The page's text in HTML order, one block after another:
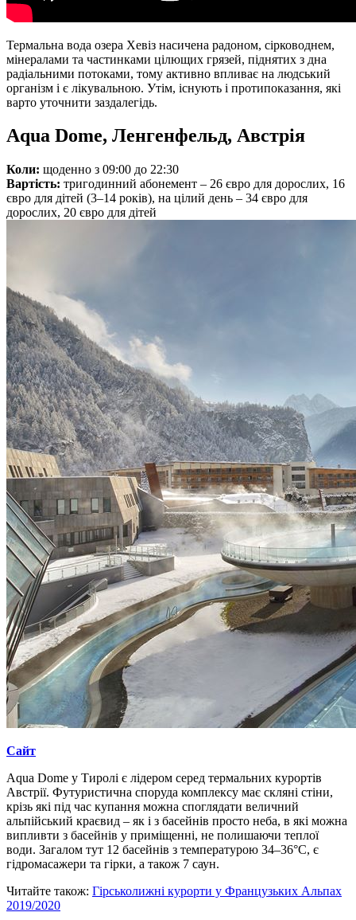
Термальна вода озера Хевіз насичена радоном, сірководнем,
мінералами та частинками цілющих грязей, піднятих з дна
радіальними потоками, тому активно впливає на людський
організм і є лікувальною. Утім, існують і протипоказання, які
варто уточнити заздалегідь.
Aqua Dome, Ленгенфельд, Австрія
Коли: щоденно з 09:00 до 22:30
Вартість: тригодинний абонемент – 26 євро для дорослих, 16
євро для дітей (3–14 років), на цілий день – 34 євро для
дорослих, 20 євро для дітей
Cайт
Aqua Dome у Тиролі є лідером серед термальних курортів
Австрії. Футуристична споруда комплексу має скляні стіни,
крізь які під час купання можна споглядати величний
альпійський краєвид – як і з басейнів просто неба, в які можна
випливти з басейнів у приміщенні, не полишаючи теплої
води. Загалом тут 12 басейнів з температурою 34–36°C, є
гідромасажери та гірки, а також 7 саун.
Читайте також: Гірськолижні курорти у Французьких Альпах
2019/2020